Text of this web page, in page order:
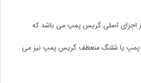
اصلی گریس پمپ می باشد که
پمپ یا شلنگ منعطف گریس پمپ نیز می